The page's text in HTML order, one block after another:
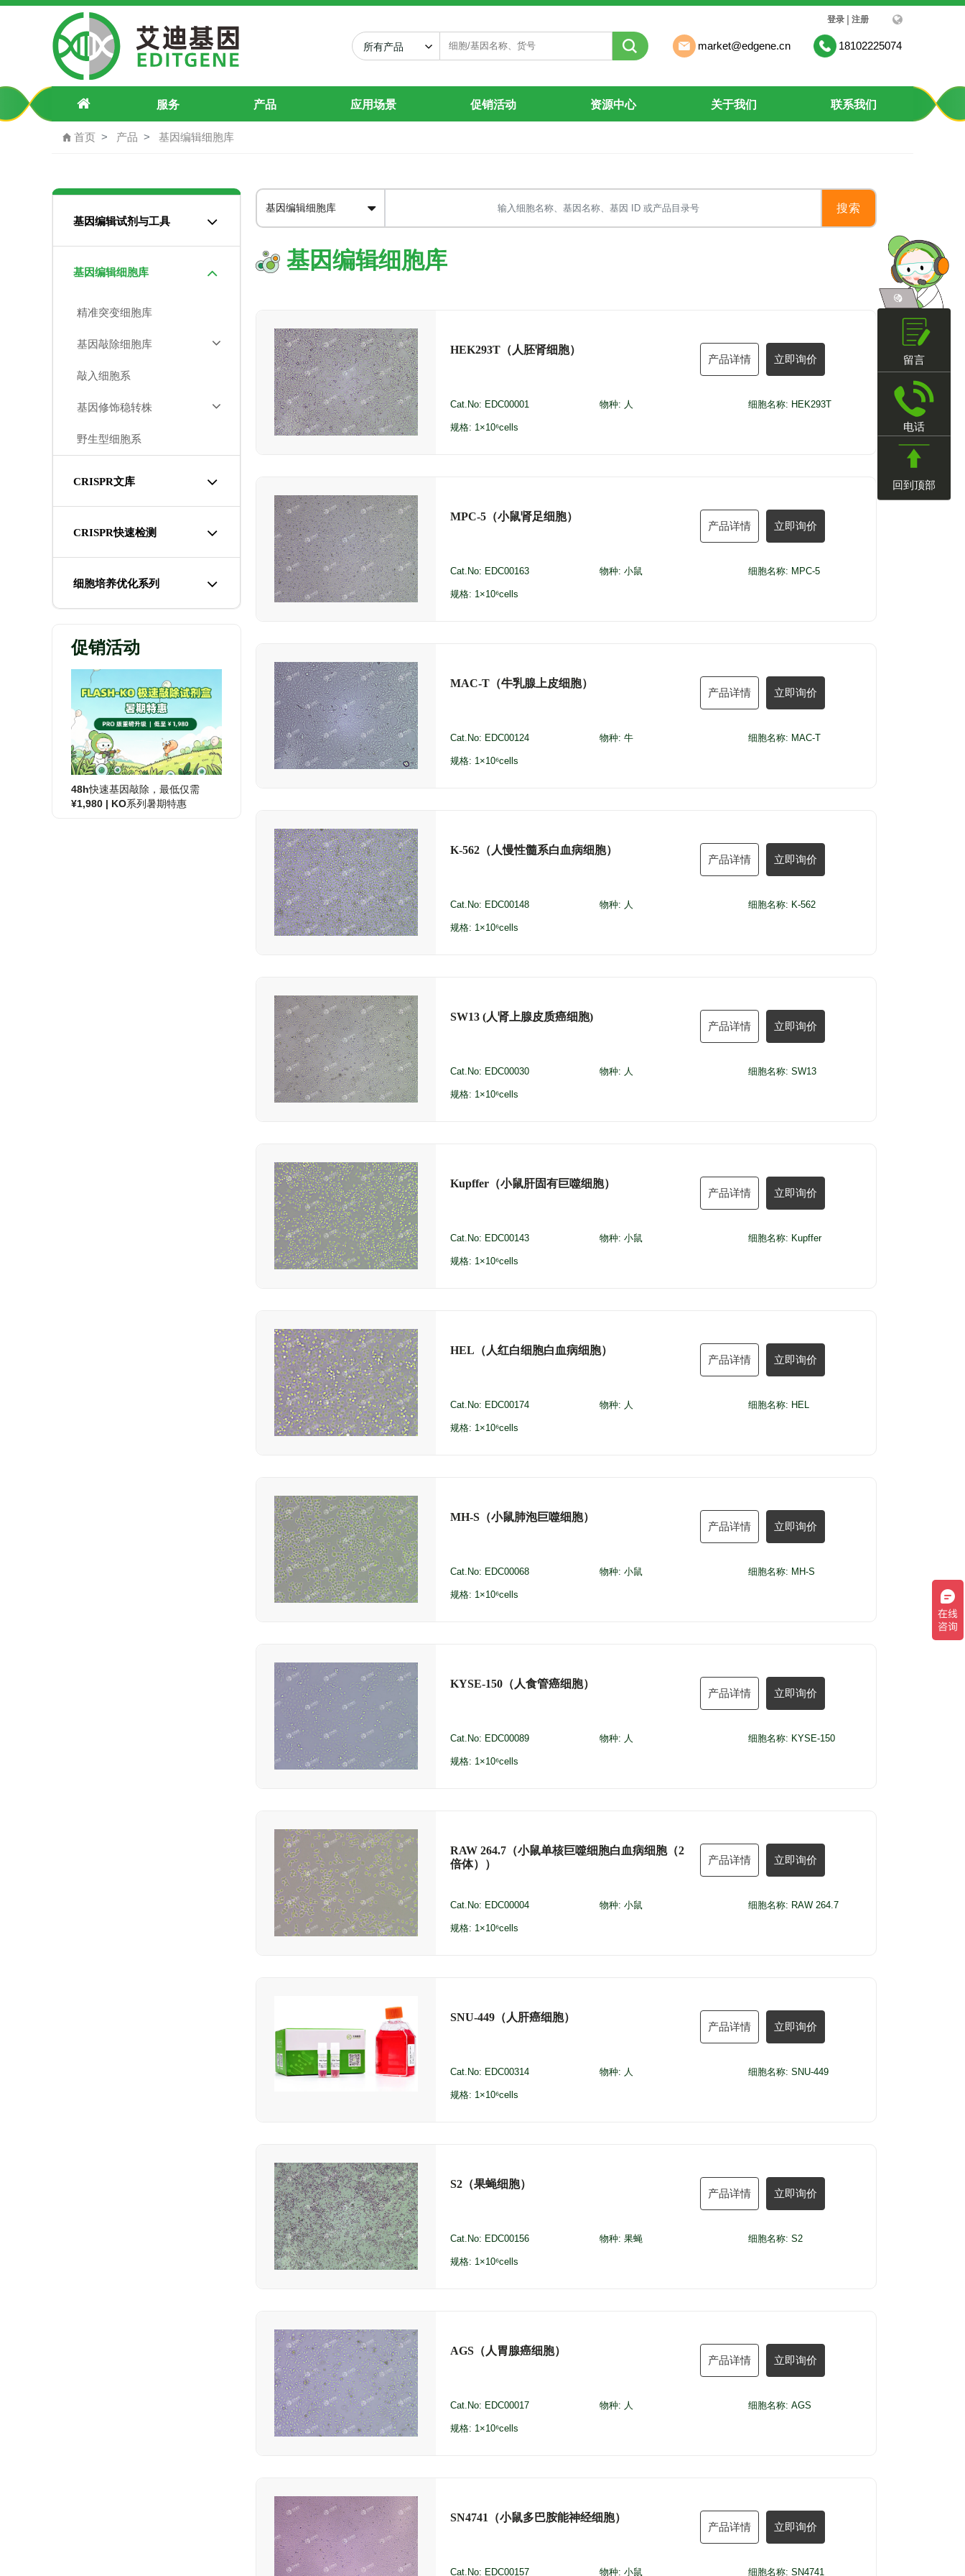
全品类细胞系 | 荧光细胞株 | CRISPR基因编辑细胞株-价格
所有产品 market@edgene.cn 18102225074
登录 | 注册
服务 产品 应用场景 促销活动 资源中心 关于我们 联系我们
首页 产品 基因编辑细胞库
基因编辑试剂与工具
基因编辑细胞库
精准突变细胞库
基因敲除细胞库
敲入细胞系
基因修饰稳转株
野生型细胞系
CRISPR文库
CRISPR快速检测
细胞培养优化系列
促销活动
48h快速基因敲除，最低仅需
¥1,980 | KO系列暑期特惠
基因编辑细胞库 搜索
基因编辑细胞库
HEK293T（人胚肾细胞）
产品详情 立即询价
Cat.No: EDC00001 物种: 人 细胞名称: HEK293T
规格: 1×10⁶cells
MPC-5（小鼠肾足细胞）
产品详情 立即询价
Cat.No: EDC00163 物种: 小鼠 细胞名称: MPC-5
规格: 1×10⁶cells
MAC-T（牛乳腺上皮细胞）
产品详情 立即询价
Cat.No: EDC00124 物种: 牛 细胞名称: MAC-T
规格: 1×10⁶cells
K-562（人慢性髓系白血病细胞）
产品详情 立即询价
Cat.No: EDC00148 物种: 人 细胞名称: K-562
规格: 1×10⁶cells
SW13 (人肾上腺皮质癌细胞)
产品详情 立即询价
Cat.No: EDC00030 物种: 人 细胞名称: SW13
规格: 1×10⁶cells
Kupffer（小鼠肝固有巨噬细胞）
产品详情 立即询价
Cat.No: EDC00143 物种: 小鼠 细胞名称: Kupffer
规格: 1×10⁶cells
HEL（人红白细胞白血病细胞）
产品详情 立即询价
Cat.No: EDC00174 物种: 人 细胞名称: HEL
规格: 1×10⁶cells
MH-S（小鼠肺泡巨噬细胞）
产品详情 立即询价
Cat.No: EDC00068 物种: 小鼠 细胞名称: MH-S
规格: 1×10⁶cells
KYSE-150（人食管癌细胞）
产品详情 立即询价
Cat.No: EDC00089 物种: 人 细胞名称: KYSE-150
规格: 1×10⁶cells
RAW 264.7（小鼠单核巨噬细胞白血病细胞（2
倍体））
产品详情 立即询价
Cat.No: EDC00004 物种: 小鼠 细胞名称: RAW 264.7
规格: 1×10⁶cells
SNU-449（人肝癌细胞）
产品详情 立即询价
Cat.No: EDC00314 物种: 人 细胞名称: SNU-449
规格: 1×10⁶cells
S2（果蝇细胞）
产品详情 立即询价
Cat.No: EDC00156 物种: 果蝇 细胞名称: S2
规格: 1×10⁶cells
AGS（人胃腺癌细胞）
产品详情 立即询价
Cat.No: EDC00017 物种: 人 细胞名称: AGS
规格: 1×10⁶cells
SN4741（小鼠多巴胺能神经细胞）
产品详情 立即询价
Cat.No: EDC00157 物种: 小鼠 细胞名称: SN4741
留言
电话
回到顶部